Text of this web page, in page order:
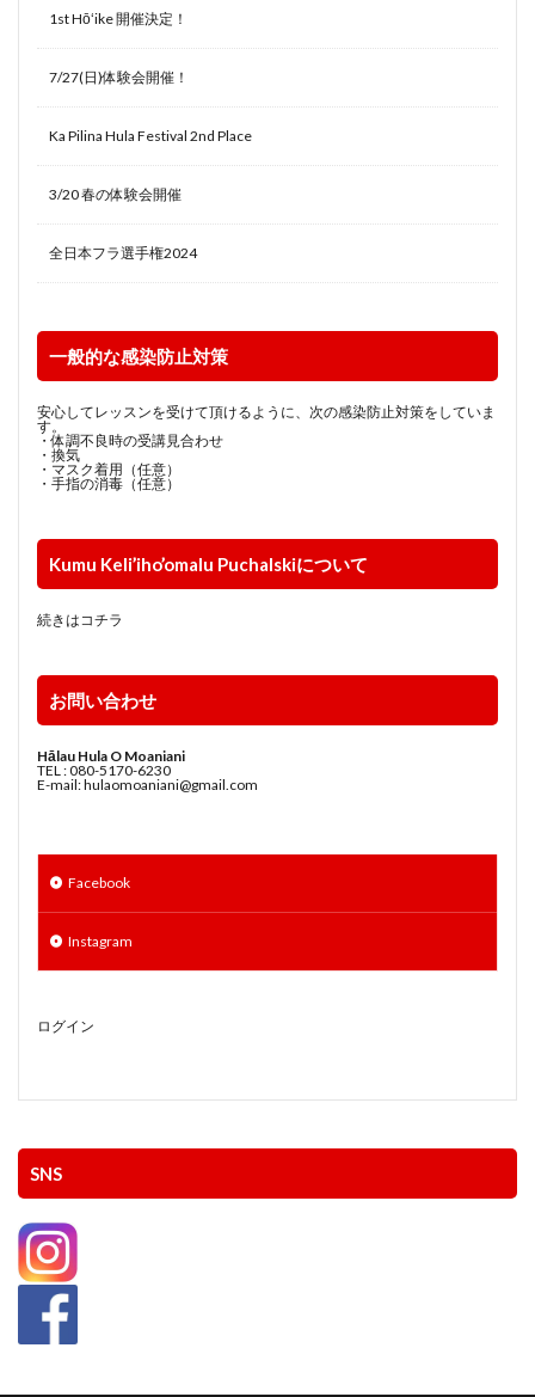
1st Hōʻike 開催決定！
7/27(日)体験会開催！
Ka Pilina Hula Festival 2nd Place
3/20 春の体験会開催
全日本フラ選手権2024
一般的な感染防止対策
安心してレッスンを受けて頂けるように、次の感染防止対策をしていま
す。
・体調不良時の受講見合わせ
・換気
・マスク着用（任意）
・手指の消毒（任意）
Kumu Keli’iho’omalu Puchalskiについて
続きはコチラ
お問い合わせ
Hālau Hula O Moaniani
TEL : 080-5170-6230
E-mail: hulaomoaniani@gmail.com
Facebook
Instagram
ログイン
SNS